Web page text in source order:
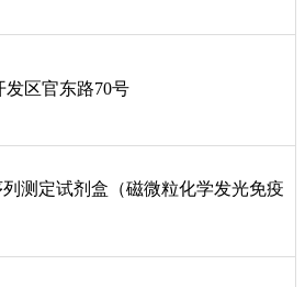
发区官东路70号
测定试剂盒（磁微粒化学发光免疫